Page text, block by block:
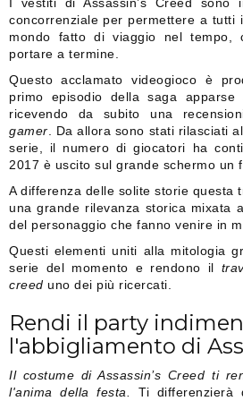
concorrenziale per permettere a tutti
mondo fatto di viaggio nel tempo,
portare a termine.
Questo acclamato videogioco è
primo episodio della saga apparse
ricevendo da subito una
gamer . Da allora sono stati rilasciati
serie, il numero di giocatori ha
2017 è uscito sul grande schermo un
A differenza delle solite storie questa
una grande rilevanza storica mixata
del personaggio che fanno venire in
Questi elementi uniti alla mitologia
serie del momento e rendono il
creed uno dei più ricercati.
Rendi il party
l'abbigliamento di
Il costume di Assassin’s Creed ti
l'anima della festa.
Ti